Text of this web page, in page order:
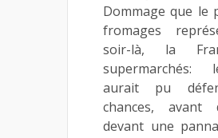
Dommage que le
fromages
soir-là, la
supermarchés:
aurait pu
chances, avant
devant une